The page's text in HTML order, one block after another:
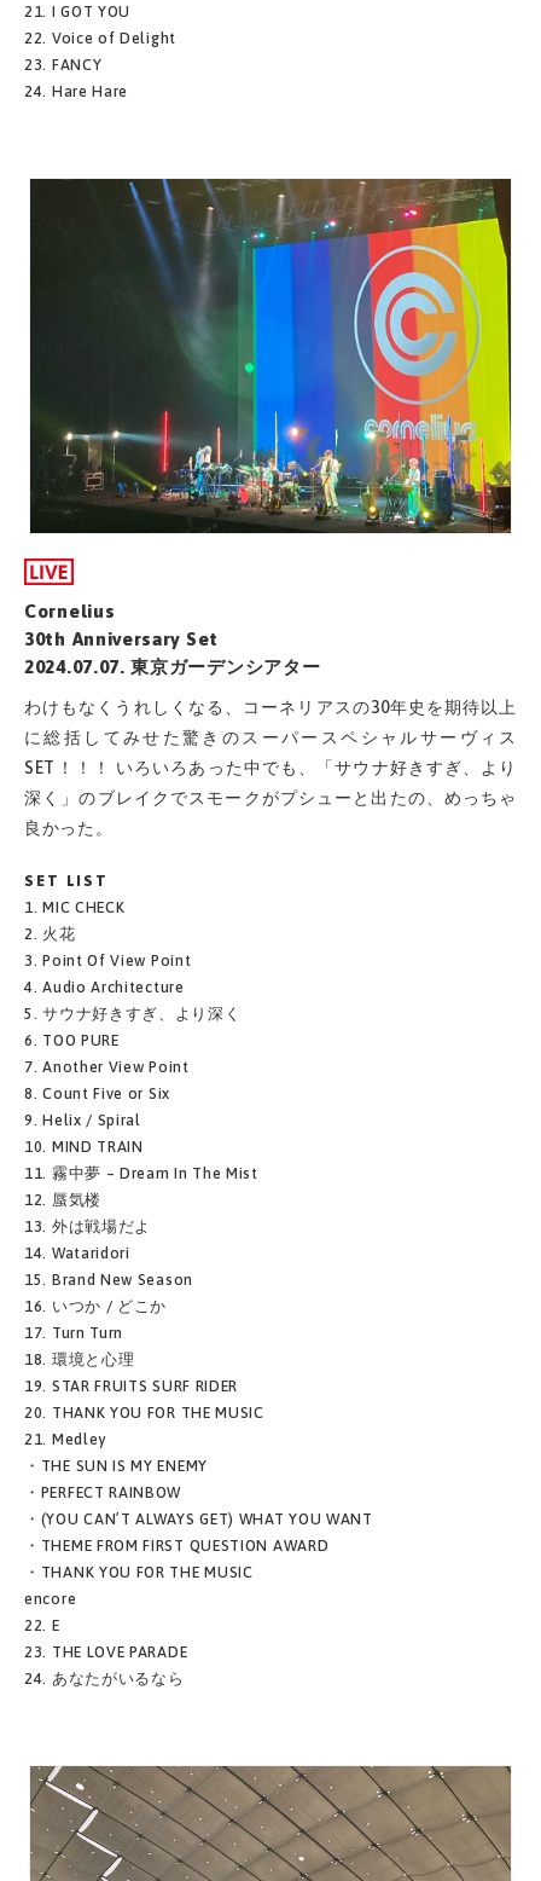
21. I GOT YOU
22. Voice of Delight
23. FANCY
24. Hare Hare
Cornelius
30th Anniversary Set
2024.07.07. 東京ガーデンシアター
わけもなくうれしくなる、コーネリアスの30年史を期待以上
に総括してみせた驚きのスーパースペシャルサーヴィス
SET！！！ いろいろあった中でも、「サウナ好きすぎ、より
深く」のブレイクでスモークがプシューと出たの、めっちゃ
良かった。
SET LIST
1. MIC CHECK
2. 火花
3. Point Of View Point
4. Audio Architecture
5. サウナ好きすぎ、より深く
6. TOO PURE
7. Another View Point
8. Count Five or Six
9. Helix / Spiral
10. MIND TRAIN
11. 霧中夢 – Dream In The Mist
12. 蜃気楼
13. 外は戦場だよ
14. Wataridori
15. Brand New Season
16. いつか / どこか
17. Turn Turn
18. 環境と心理
19. STAR FRUITS SURF RIDER
20. THANK YOU FOR THE MUSIC
21. Medley
・THE SUN IS MY ENEMY
・PERFECT RAINBOW
・(YOU CAN’T ALWAYS GET) WHAT YOU WANT
・THEME FROM FIRST QUESTION AWARD
・THANK YOU FOR THE MUSIC
encore
22. E
23. THE LOVE PARADE
24. あなたがいるなら